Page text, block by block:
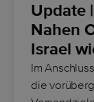
Update
Nahen
Israel
Im
die